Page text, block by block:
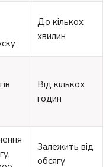
До кількох
хвилин
Від кількох
годин
Залежить від
обсягу